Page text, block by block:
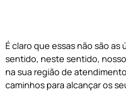
É claro que essas não são
sentido, neste sentido,
na sua região de
caminhos para alcançar os